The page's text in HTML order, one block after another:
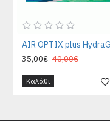
35,00€ 40,00€
Καλάθι